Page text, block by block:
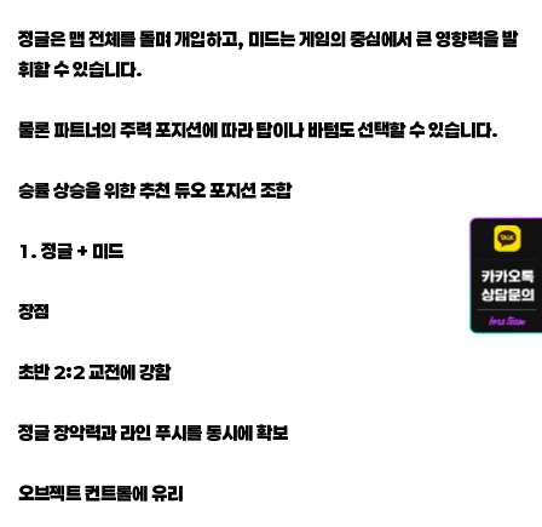
정글은 맵 전체를 돌며 개입하고, 미드는 게임의 중심에서 큰 영향력을 발
휘할 수 있습니다.
물론 파트너의 주력 포지션에 따라 탑이나 바텀도 선택할 수 있습니다.
승률 상승을 위한 추천 듀오 포지션 조합
1. 정글 + 미드
장점
초반 2:2 교전에 강함
정글 장악력과 라인 푸시를 동시에 확보
오브젝트 컨트롤에 유리